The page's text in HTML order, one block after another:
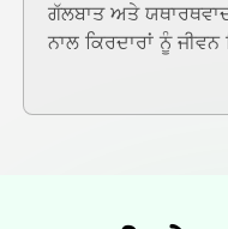
ਗੱਲਬਾਤ ਅਤੇ
ਨਾਲ ਕਿਰਦਾਰਾਂ ਨੂੰ ਜੀਵਨ